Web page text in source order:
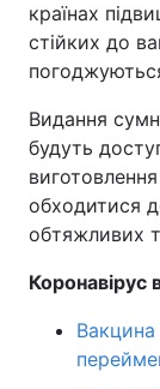
країнах
стійких до
Видання
будуть
обходитися
обтяжливих
Коронавірус
Вакцина